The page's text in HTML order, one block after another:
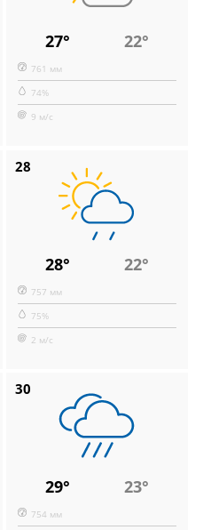
27° 22°
761 мм
74%
9 м/с
28
28° 22°
757 мм
75%
2 м/с
30
29° 23°
754 мм